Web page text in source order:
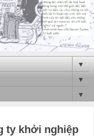
▼
▼
▼
ty khởi nghiệp